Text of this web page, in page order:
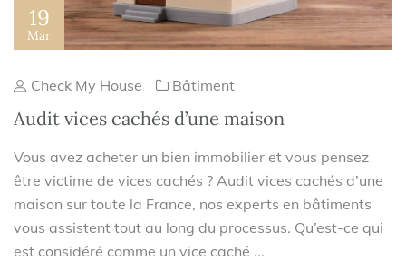
19
Mar
Check My House Bâtiment
Audit vices cachés d’une maison
Vous avez acheter un bien immobilier et vous pensez
être victime de vices cachés ? Audit vices cachés d’une
maison sur toute la France, nos experts en bâtiments
vous assistent tout au long du processus. Qu’est-ce qui
est considéré comme un vice caché ...